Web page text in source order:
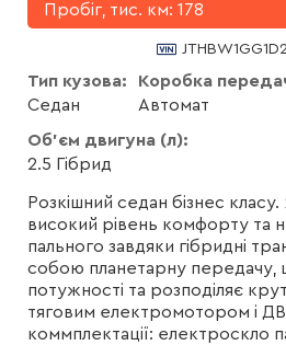
Пробіг, тис. км: 178
Тип кузова:
Седан
Коробка
Автомат
Об'єм двигуна (л):
2.5 Гібрид
Розкішний седан бізнес
високий рівень комфорту та
пального завдяки гібридні
собою планетарну передачу,
потужності та розподіляє
тяговим електромотором і
коммплектації: електроскло